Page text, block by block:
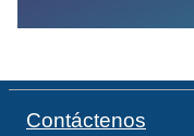
Contáctenos